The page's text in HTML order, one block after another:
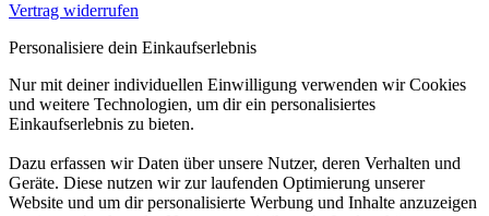
Vertrag widerrufen
Personalisiere dein Einkaufserlebnis
Nur mit deiner individuellen Einwilligung verwenden wir Cookies
und weitere Technologien, um dir ein personalisiertes
Einkaufserlebnis zu bieten.
Dazu erfassen wir Daten über unsere Nutzer, deren Verhalten und
Geräte. Diese nutzen wir zur laufenden Optimierung unserer
Website und um dir personalisierte Werbung und Inhalte anzuzeigen